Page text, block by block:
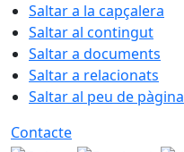
Saltar a la capçalera
Saltar al contingut
Saltar a documents
Saltar a relacionats
Saltar al peu de pàgina
Contacte